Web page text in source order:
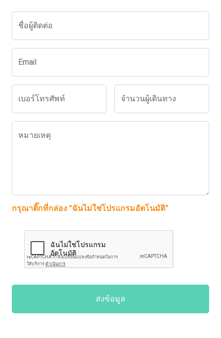
ชื่อผู้ติดต่อ
Email
เบอร์โทรศัพท์ จำนวนผู้เดินทาง
หมายเหตุ
กรุณาติ๊กที่กล่อง "ฉันไม่ใช่โปรแกรมอัตโนมัติ"
ส่งข้อมูล